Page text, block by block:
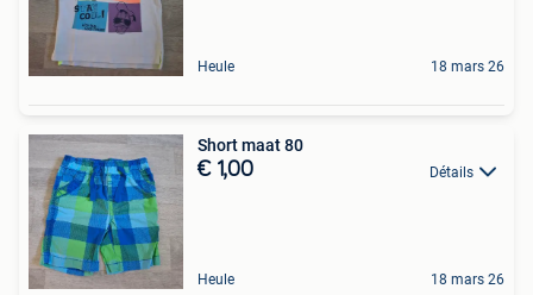
Heule 18 mars 26
Short maat 80
€ 1,00 Détails
Heule 18 mars 26